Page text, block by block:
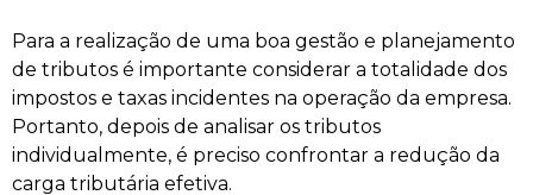
Para a realização de uma boa gestão e planejamento
de tributos é importante considerar a totalidade dos
impostos e taxas incidentes na operação da empresa.
Portanto, depois de analisar os tributos
individualmente, é preciso confrontar a redução da
carga tributária efetiva.